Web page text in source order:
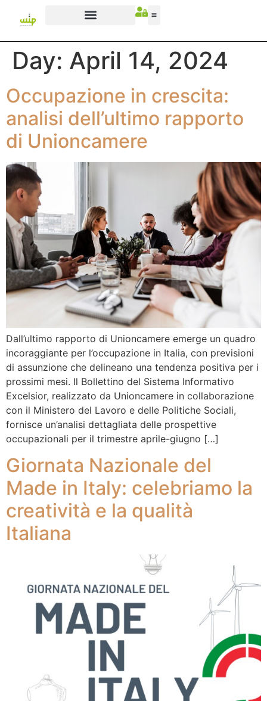
Day: April 14, 2024
Occupazione in crescita:
analisi dell’ultimo rapporto
di Unioncamere
Dall’ultimo rapporto di Unioncamere emerge un quadro
incoraggiante per l’occupazione in Italia, con previsioni
di assunzione che delineano una tendenza positiva per i
prossimi mesi. Il Bollettino del Sistema Informativo
Excelsior, realizzato da Unioncamere in collaborazione
con il Ministero del Lavoro e delle Politiche Sociali,
fornisce un’analisi dettagliata delle prospettive
occupazionali per il trimestre aprile-giugno […]
Giornata Nazionale del
Made in Italy: celebriamo la
creatività e la qualità
Italiana